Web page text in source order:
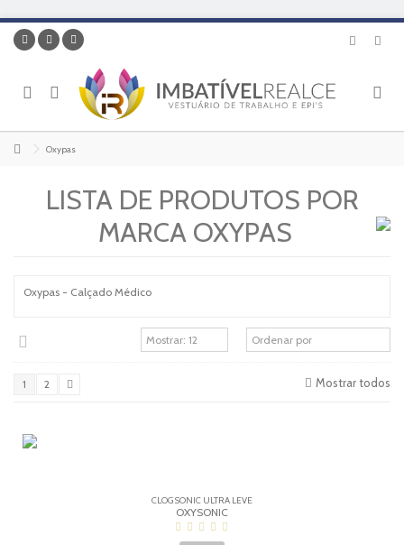
Oxypas
LISTA DE PRODUTOS POR
MARCA OXYPAS
Oxypas - Calçado Médico
Mostrar todos
1 2
CLOG SONIC ULTRA LEVE
OXYSONIC